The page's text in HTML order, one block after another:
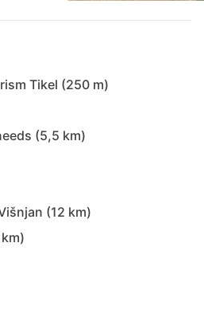
Tikel (250 m)
(5,5 km)
(12 km)